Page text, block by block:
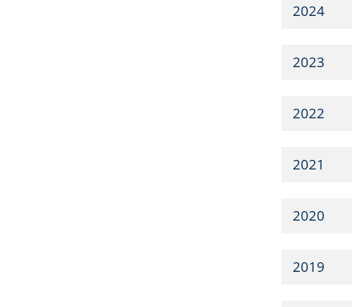
2024
2023
2022
2021
2020
2019